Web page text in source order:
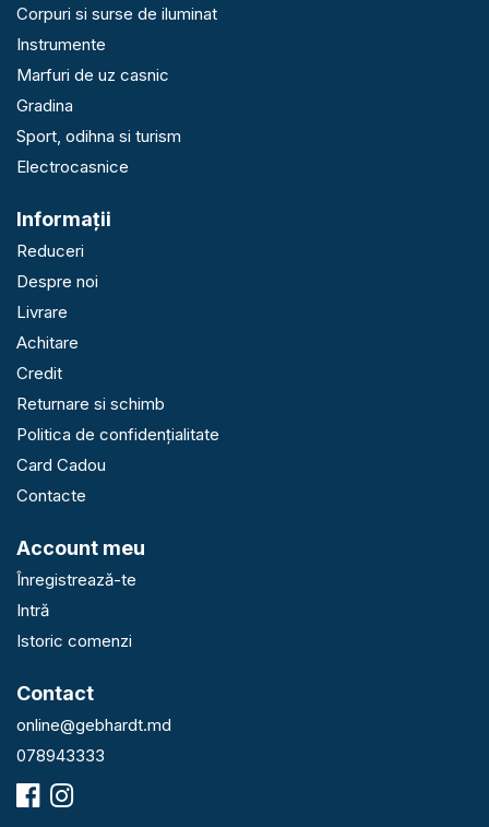
Corpuri si surse de iluminat
Instrumente
Marfuri de uz casnic
Gradina
Sport, odihna si turism
Electrocasnice
Informaţii
Reduceri
Despre noi
Livrare
Achitare
Credit
Returnare si schimb
Politica de confidențialitate
Card Cadou
Contacte
Account meu
Înregistrează-te
Intră
Istoric comenzi
Contact
online@gebhardt.md
078943333